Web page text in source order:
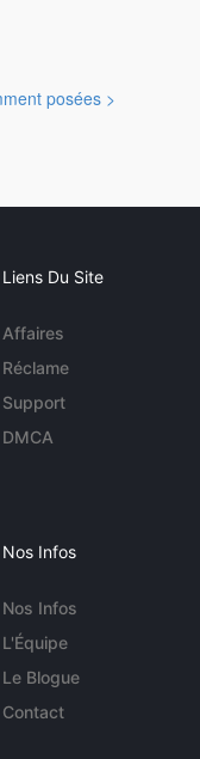
posées >
Liens Du Site
Affaires
Réclame
Support
DMCA
Nos Infos
Nos Infos
L'Équipe
Le Blogue
Contact